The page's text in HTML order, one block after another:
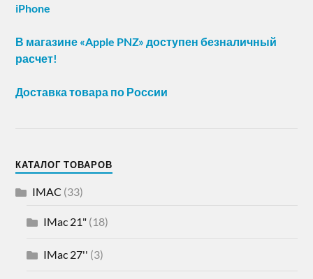
iPhone
В магазине «Apple PNZ» доступен безналичный
расчет!
Доставка товара по России
КАТАЛОГ ТОВАРОВ
IMAC (33)
IMac 21" (18)
IMac 27'' (3)